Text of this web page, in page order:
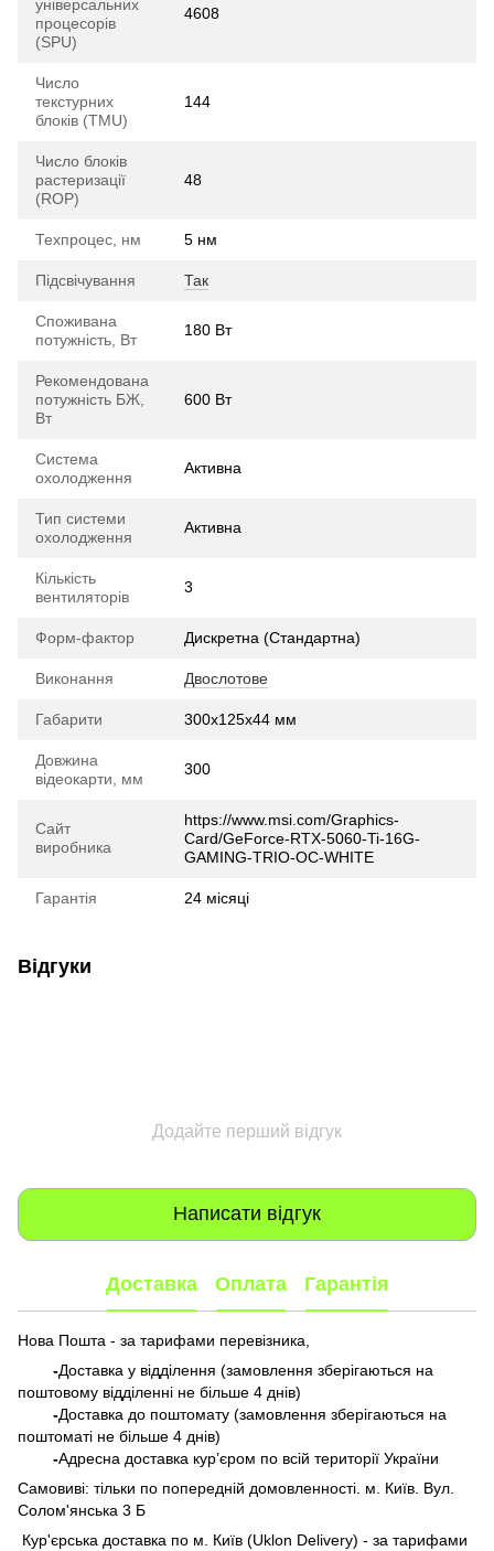
універсальних
процесорів
(SPU)
4608
Число
текстурних
блоків (TMU)
144
Число блоків
растеризації
(ROP)
48
Техпроцес, нм 5 нм
Підсвічування Так
Споживана
потужність, Вт
180 Вт
Рекомендована
потужність БЖ,
Вт
600 Вт
Система
охолодження
Активна
Тип системи
охолодження
Активна
Кількість
вентиляторів
3
Форм-фактор Дискретна (Стандартна)
Виконання Двослотове
Габарити 300x125x44 мм
Довжина
відеокарти, мм
300
Сайт
виробника
https://www.msi.com/Graphics-
Card/GeForce-RTX-5060-Ti-16G-
GAMING-TRIO-OC-WHITE
Гарантія 24 місяці
Відгуки
Додайте перший відгук
Написати відгук
Доставка Оплата Гарантія
Нова Пошта - за тарифами перевізника,
-Доставка у відділення (замовлення зберігаються на
поштовому відділенні не більше 4 днів)
-Доставка до поштомату (замовлення зберігаються на
поштоматі не більше 4 днів)
-Адресна доставка кур’єром по всій території України
Самовиві: тільки по попередній домовленності. м. Київ. Вул.
Солом'янська 3 Б
​​​​​​ Кур'єрська доставка по м. Київ (Uklon Delivery) - за тарифами